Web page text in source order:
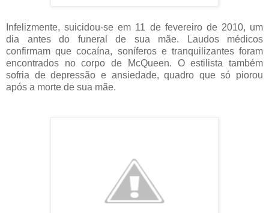
Infelizmente, suicidou-se em 11 de fevereiro de 2010, um
dia antes do funeral de sua mãe. Laudos médicos
confirmam que cocaína, soníferos e tranquilizantes foram
encontrados no corpo de McQueen. O estilista também
sofria de depressão e ansiedade, quadro que só piorou
após a morte de sua mãe.